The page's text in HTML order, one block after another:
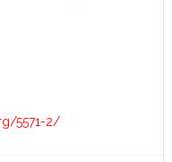
5571-2/